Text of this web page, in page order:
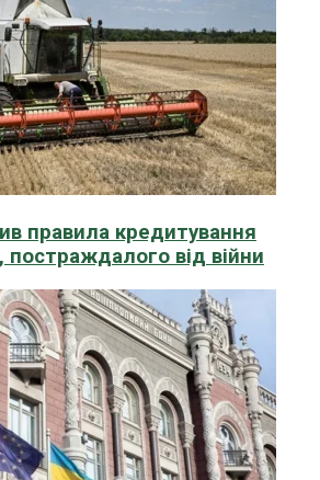
правила кредитування
постраждалого від війни